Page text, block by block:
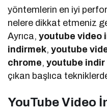
yöntemlerin en iyi
nelere dikkat etmeniz
Ayrıca,youtube video
indirmek,youtube
chrome,youtube indir
çıkan başlıca
YouTube Video